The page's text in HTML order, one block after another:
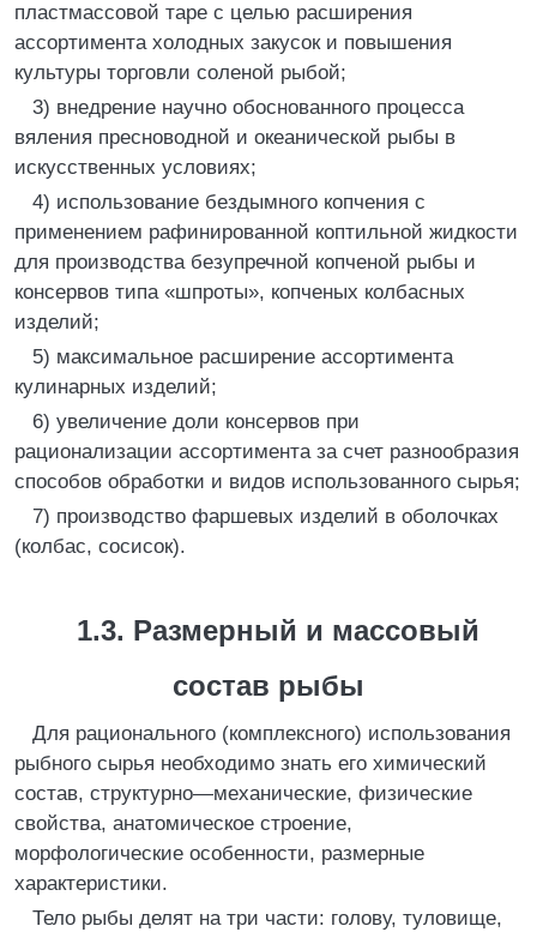
пластмассовой таре с целью расширения
ассортимента холодных закусок и повышения
культуры торговли соленой рыбой;
3) внедрение научно обоснованного процесса
вяления пресноводной и океанической рыбы в
искусственных условиях;
4) использование бездымного копчения с
применением рафинированной коптильной жидкости
для производства безупречной копченой рыбы и
консервов типа «шпроты», копченых колбасных
изделий;
5) максимальное расширение ассортимента
кулинарных изделий;
6) увеличение доли консервов при
рационализации ассортимента за счет разнообразия
способов обработки и видов использованного сырья;
7) производство фаршевых изделий в оболочках
(колбас, сосисок).
1.3. Размерный и массовый
состав рыбы
Для рационального (комплексного) использования
рыбного сырья необходимо знать его химический
состав, структурно—механические, физические
свойства, анатомическое строение,
морфологические особенности, размерные
характеристики.
Тело рыбы делят на три части: голову, туловище,